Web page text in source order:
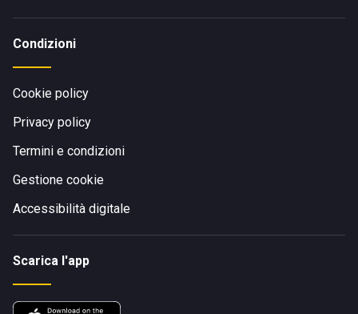
Condizioni
Cookie policy
Privacy policy
Termini e condizioni
Gestione cookie
Accessibilità digitale
Scarica l'app